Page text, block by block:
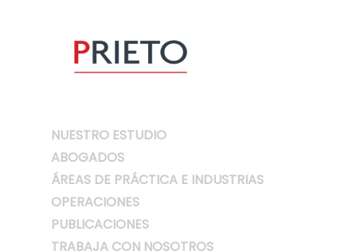
NUESTRO ESTUDIO
ABOGADOS
ÁREAS DE PRÁCTICA E INDUSTRIAS
OPERACIONES
PUBLICACIONES
TRABAJA CON NOSOTROS